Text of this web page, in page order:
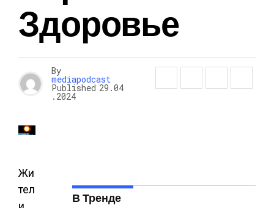
Здоровье
By
mediapodcast
Published 29.04
.2024
Жи
тел
В Тренде